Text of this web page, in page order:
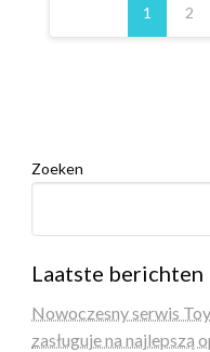
paginering
1 2
Zoeken
Laatste berichten
Nowoczesny serwis
zasługuje na najlepszą